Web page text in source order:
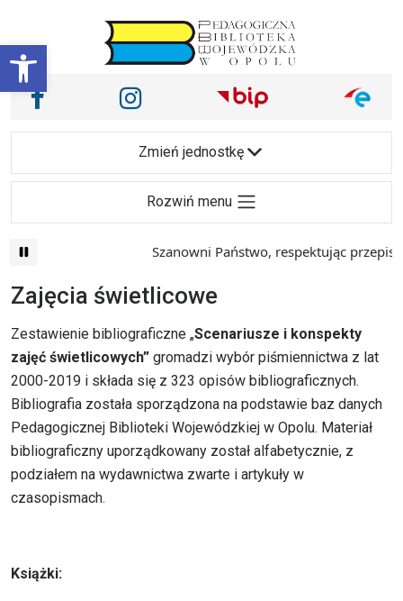
Otwórz pasek narzędzi
Main Navigation
Nasze media społecznościowe i inne
Facebook Instagram
Zmień jednostkę
Rozwiń menu
Szanowni Państwo, respektując przepisy
Zajęcia świetlicowe
Zestawienie bibliograficzne „Scenariusze i konspekty
zajęć świetlicowych” gromadzi wybór piśmiennictwa z lat
2000-2019 i składa się z 323 opisów bibliograficznych.
Bibliografia została sporządzona na podstawie baz danych
Pedagogicznej Biblioteki Wojewódzkiej w Opolu. Materiał
bibliograficzny uporządkowany został alfabetycznie, z
podziałem na wydawnictwa zwarte i artykuły w
czasopismach.
Książki: